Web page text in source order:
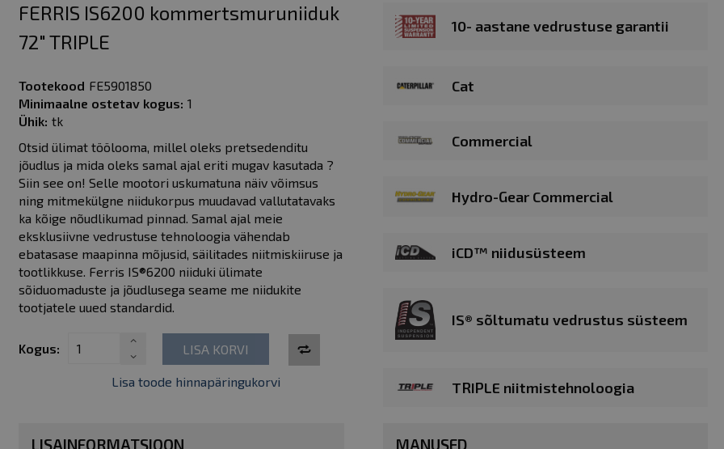
FERRIS IS6200 kommertsmuruniiduk
72" TRIPLE
Tootekood FE5901850
Minimaalne ostetav kogus: 1
Ühik: tk
Otsid ülimat töölooma, millel oleks pretsedenditu
jõudlus ja mida oleks samal ajal eriti mugav kasutada ?
Siin see on! Selle mootori uskumatuna näiv võimsus
ning mitmekülgne niidukorpus muudavad vallutatavaks
ka kõige nõudlikumad pinnad. Samal ajal meie
eksklusiivne vedrustuse tehnoloogia vähendab
ebatasase maapinna mõjusid, säilitades niitmiskiiruse ja
tootlikkuse. Ferris IS®6200 niiduki ülimate
sõiduomaduste ja jõudlusega seame me niidukite
tootjatele uued standardid.
Kogus: LISA KORVI
Lisa toode hinnapäringukorvi
10- aastane vedrustuse garantii
Cat
Commercial
Hydro-Gear Commercial
iCD™ niidusüsteem
IS® sõltumatu vedrustus süsteem
TRIPLE niitmistehnoloogia
LISAINFORMATSIOON MANUSED